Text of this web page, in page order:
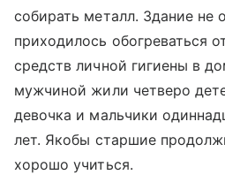
собирать металл. Здание не
приходилось обогреваться
средств личной гигиены в
мужчиной жили четверо
девочка и мальчики
лет. Якобы старшие
хорошо учиться.